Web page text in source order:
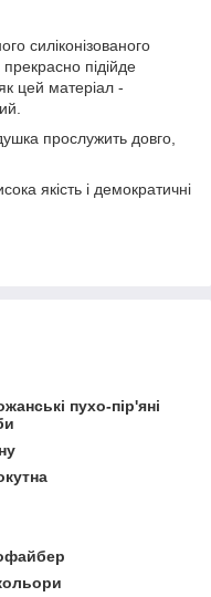
силіконізованого
прекрасно підійде
цей матеріал -
прослужить довго,
якість і демократичні
пухо-пір'яні